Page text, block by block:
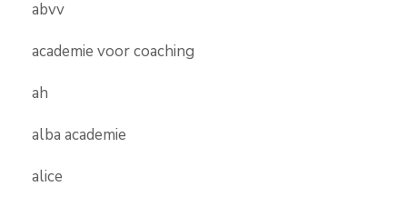
abvv
academie voor coaching
ah
alba academie
alice